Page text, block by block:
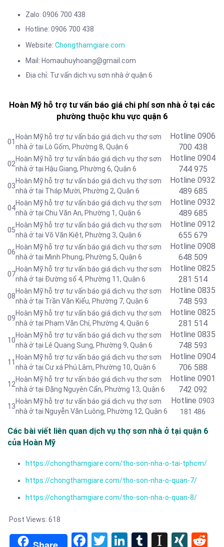
Zalo: 0906 700 438
Hotline: 0906 700 438
Website: Chongthamgiare.com
Mail: Homauhuyhoang@gmail.com
Địa chỉ: Tư vấn dịch vụ sơn nhà ở quận 6
Hoàn Mỹ hỗ trợ tư vấn báo giá chi phí sơn nhà ở tại các
phường thuộc khu vực quận 6
01
Hoàn Mỹ hỗ trợ tư vấn báo giá dịch vụ thợ sơn
nhà ở tại Lò Gốm, Phường 8, Quận 6
Hotline 0906
700 438
02
Hoàn Mỹ hỗ trợ tư vấn báo giá dịch vụ thợ sơn
nhà ở tại Hậu Giang, Phường 6, Quận 6
Hotline 0904
744 975
03
Hoàn Mỹ hỗ trợ tư vấn báo giá dịch vụ thợ sơn
nhà ở tại Tháp Mười, Phường 2, Quận 6
Hotline 0932
489 685
04
Hoàn Mỹ hỗ trợ tư vấn báo giá dịch vụ thợ sơn
nhà ở tại Chu Văn An, Phường 1, Quận 6
Hotline 0932
489 685
05
Hoàn Mỹ hỗ trợ tư vấn báo giá dịch vụ thợ sơn
nhà ở tại Võ Văn Kiệt, Phường 3, Quận 6
Hotline 0912
655 679
06
Hoàn Mỹ hỗ trợ tư vấn báo giá dịch vụ thợ sơn
nhà ở tại Minh Phụng, Phường 5, Quận 6
Hotline 0908
648 509
07
Hoàn Mỹ hỗ trợ tư vấn báo giá dịch vụ thợ sơn
nhà ở tại Đường số 4, Phường 11, Quận 6
Hotline 0825
281 514
08
Hoàn Mỹ hỗ trợ tư vấn báo giá dịch vụ thợ sơn
nhà ở tại Trần Văn Kiểu, Phường 7, Quận 6
Hotline 0835
748 593
09
Hoàn Mỹ hỗ trợ tư vấn báo giá dịch vụ thợ sơn
nhà ở tại Phạm Văn Chí, Phường 4, Quận 6
Hotline 0825
281 514
10
Hoàn Mỹ hỗ trợ tư vấn báo giá dịch vụ thợ sơn
nhà ở tại Lê Quang Sung, Phường 9, Quận 6
Hotline 0835
748 593
11
Hoàn Mỹ hỗ trợ tư vấn báo giá dịch vụ thợ sơn
nhà ở tại Cư xá Phú Lâm, Phường 10, Quận 6
Hotline 0904
706 588
12
Hoàn Mỹ hỗ trợ tư vấn báo giá dịch vụ thợ sơn
nhà ở tại Đặng Nguyên Cẩn, Phường 13, Quận 6
Hotline 0901
742 092
13
Hoàn Mỹ hỗ trợ tư vấn báo giá dịch vụ thợ sơn
nhà ở tại Nguyễn Văn Luông, Phường 12, Quận 6
Hotline 0903
181 486
Các bài viết liên quan dịch vụ thợ sơn nhà ở tại quận 6
của Hoàn Mỹ
https://chongthamgiare.com/tho-son-nha-o-tai-tphcm/
https://chongthamgiare.com/tho-son-nha-o-quan-7/
https://chongthamgiare.com/tho-son-nha-o-quan-8/
Post Views: 618
Facebook
TwitterLinkedIn
Tumblr